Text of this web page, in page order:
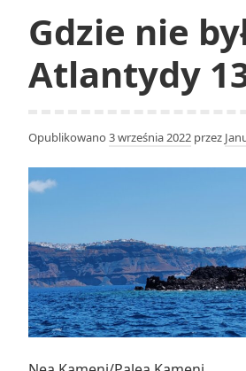
Gdzie nie
Atlantydy
Opublikowano 3 września 2022 przez